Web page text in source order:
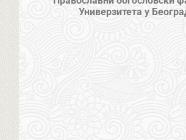
Универзитета у